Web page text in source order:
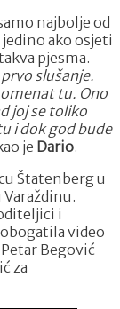
najbolje od
ako osjeti
pjesma.
slušanje.
tu. Ono
joj se toliko
i dok god bude
je Dario.
Štatenberg u
i
video
Begović
za